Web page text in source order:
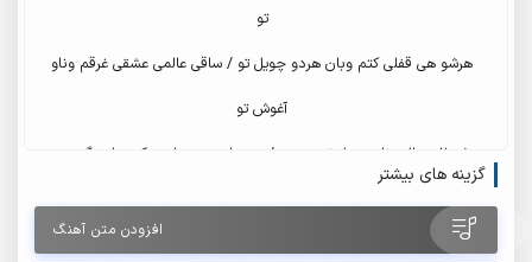
تو
هرشو هی قفلی کتم وبان هردو چویل تو / ساقی عالمی عشقی غرقم وناو
آغوش تو
شیطان مال وناو چویل تو دریدن / هر جا چم چویلد حکم جلبم گریدن
هرکسی نیزانی تو زانی چمه / راحت و سری چوی دل کنی ومه
گزینه های بیشتر
افزودن متن آهنگ